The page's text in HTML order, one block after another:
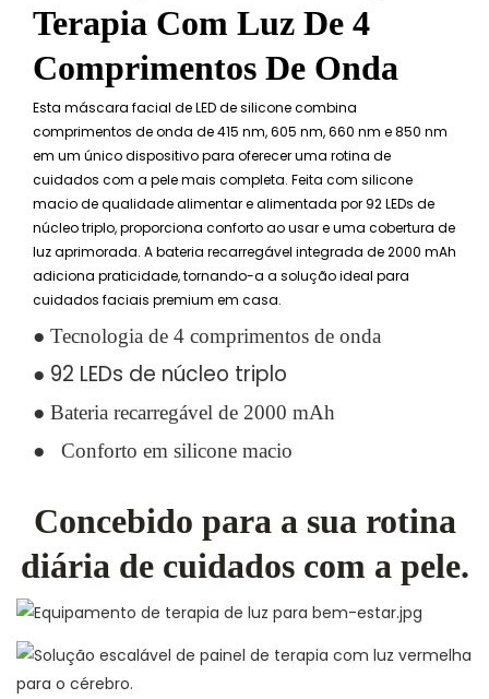
Terapia Com Luz De 4
Comprimentos De Onda
Esta máscara facial de LED de silicone combina
comprimentos de onda de 415 nm, 605 nm, 660 nm e 850 nm
em um único dispositivo para oferecer uma rotina de
cuidados com a pele mais completa. Feita com silicone
macio de qualidade alimentar e alimentada por 92 LEDs de
núcleo triplo, proporciona conforto ao usar e uma cobertura de
luz aprimorada. A bateria recarregável integrada de 2000 mAh
adiciona praticidade, tornando-a a solução ideal para
cuidados faciais premium em casa.
● Tecnologia de 4 comprimentos de onda
● 92 LEDs de núcleo triplo
● Bateria recarregável de 2000 mAh
● Conforto em silicone macio
Concebido para a sua rotina
diária de cuidados com a pele.